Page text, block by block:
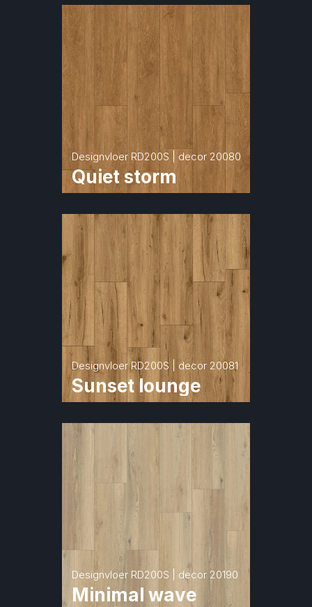
Designvloer RD200S | decor 20080
Quiet storm
Designvloer RD200S | decor 20081
Sunset lounge
Designvloer RD200S | decor 20190
Minimal wave